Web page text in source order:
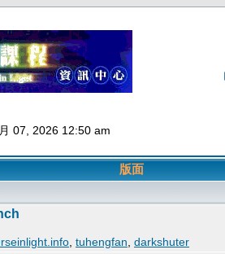
07, 2026 12:50 am
版面
tuhengfan darkshuter